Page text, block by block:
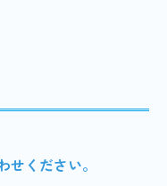
ください。